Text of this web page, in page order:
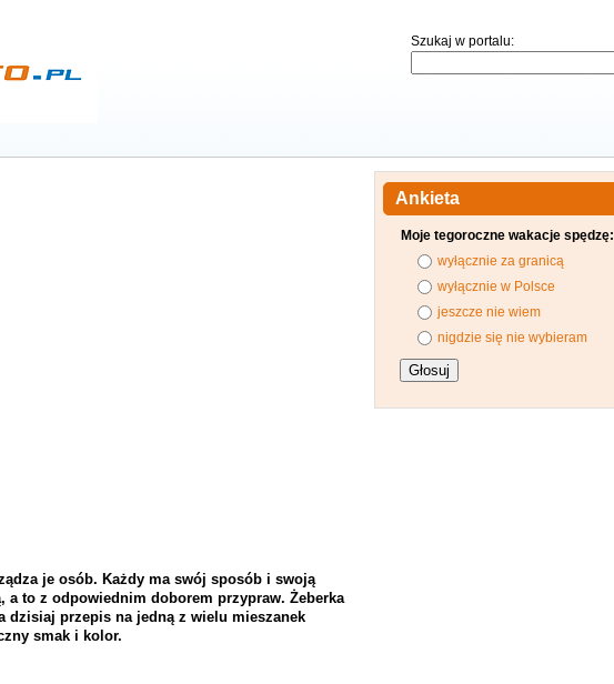
Szukaj w portalu:
je osób. Każdy ma swój sposób i swoją
a to z odpowiednim doborem przypraw. Żeberka
dzisiaj przepis na jedną z wielu mieszanek
smak i kolor.
Ankieta
Moje tegoroczne wakacje spędzę:
wyłącznie za granicą
wyłącznie w Polsce
jeszcze nie wiem
nigdzie się nie wybieram